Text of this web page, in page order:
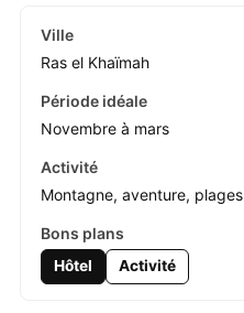
Ras el Khaïmah
Novembre à mars
Montagne, aventure, plages
Hôtel Activité